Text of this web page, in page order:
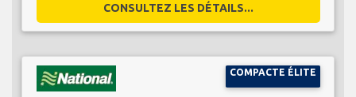
CONSULTEZ LES DÉTAILS...
COMPACTE ÉLITE